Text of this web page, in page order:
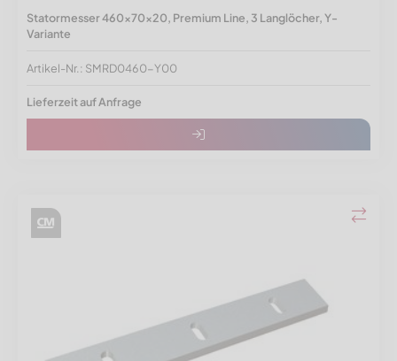
Statormesser 460x70x20, Premium Line, 3 Langlöcher, Y-
Variante
Artikel-Nr.: SMRD0460-Y00
Lieferzeit auf Anfrage